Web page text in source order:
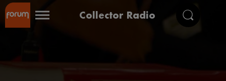
Collector Radio